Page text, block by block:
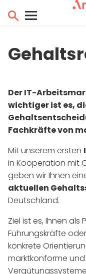
DerIT-
wichtiger ist es,
Fachkräfte von
Mit unserem ersten
in Kooperation mit
geben wir Ihnen
aktuellen
Deutschland.
Ziel ist es, Ihnen
Führungskräfte
konkrete
marktkonforme